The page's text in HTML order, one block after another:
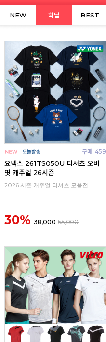
NEW 확딜 BEST
구매 459
요넥스 261TS050U 티셔츠 오버
핏 캐주얼 26시즌
2026 시즌 캐주얼 티셔츠 모음전!
30% 38,000 55,000